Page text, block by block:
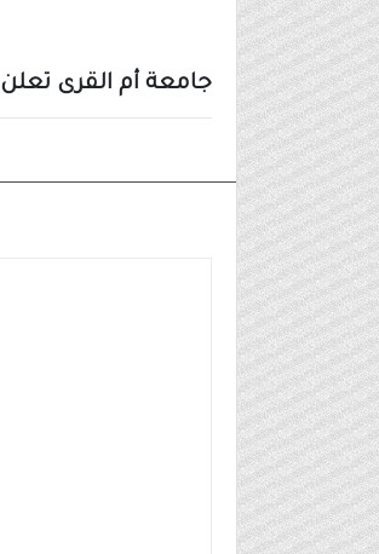
جامعة أم القرى تعلن 48 برنامج للدراسات العليا (ماجستير - دكتوراه - دبلوم) مجاني